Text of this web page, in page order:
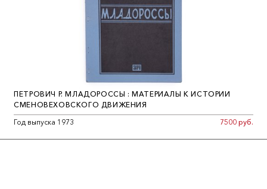
ПЕТРОВИЧ Р. МЛАДОРОССЫ : МАТЕРИАЛЫ К ИСТОРИИ
СМЕНОВЕХОВСКОГО ДВИЖЕНИЯ
Год выпуска 1973
7500 руб.